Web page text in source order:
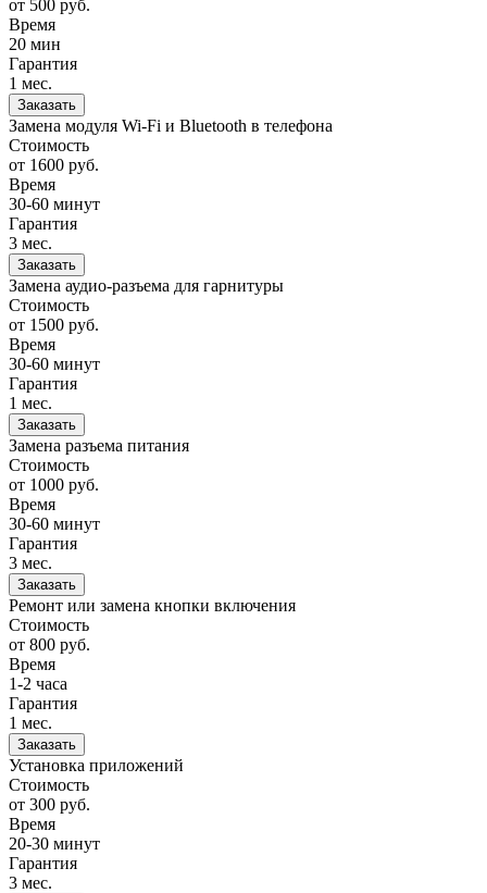
от 500 руб.
Время
20 мин
Гарантия
1 мес.
Заказать
Замена модуля Wi-Fi и Bluetooth в телефона
Стоимость
от 1600 руб.
Время
30-60 минут
Гарантия
3 мес.
Заказать
Замена аудио-разъема для гарнитуры
Стоимость
от 1500 руб.
Время
30-60 минут
Гарантия
1 мес.
Заказать
Замена разъема питания
Стоимость
от 1000 руб.
Время
30-60 минут
Гарантия
3 мес.
Заказать
Ремонт или замена кнопки включения
Стоимость
от 800 руб.
Время
1-2 часа
Гарантия
1 мес.
Заказать
Установка приложений
Стоимость
от 300 руб.
Время
20-30 минут
Гарантия
3 мес.